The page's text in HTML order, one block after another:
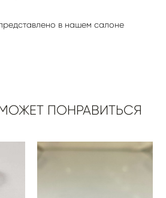
в нашем салоне
ПОНРАВИТЬСЯ